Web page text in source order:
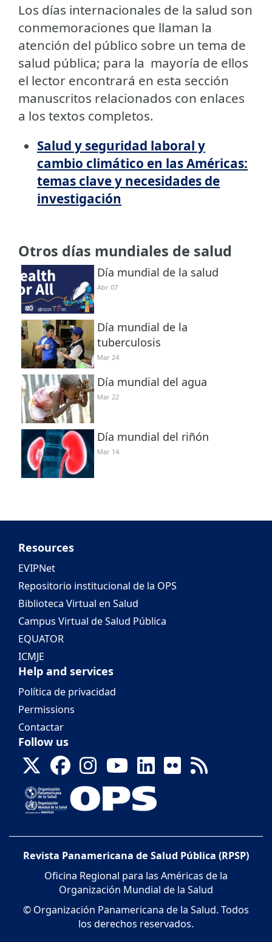
Los días internacionales de la salud son
conmemoraciones que llaman la
atención del público sobre un tema de
salud pública; para la mayoría de ellos
el lector encontrará en esta sección
manuscritos relacionados con enlaces
a los textos completos.
Salud y seguridad laboral y
cambio climático en las Américas:
temas clave y necesidades de
investigación
Otros días mundiales de salud
Día mundial de la salud
Abr 07
Día mundial de la
tuberculosis
Mar 24
Día mundial del agua
Mar 22
Día mundial del riñón
Mar 14
Resources
EVIPNet
Repositorio institucional de la OPS
Biblioteca Virtual en Salud
Campus Virtual de Salud Pública
EQUATOR
ICMJE
Help and services
Política de privacidad
Permissions
Contactar
Follow us
Revista Panamericana de Salud Pública (RPSP)
Oficina Regional para las Américas de la
Organización Mundial de la Salud
© Organización Panamericana de la Salud. Todos
los derechos reservados.